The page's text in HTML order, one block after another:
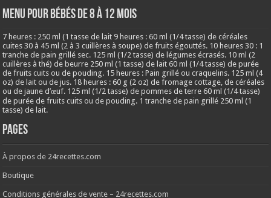
MENU POUR BÉBÉS DE 8 à 12 MOIS
7 heures : 250 ml (1 tasse de lait 9 heures : 60 ml (1/4 tasse) de céréales
cuites 30 à 45 ml (2 à 3 cuillères à soupe) de fruits égouttés. 10 heures 30 : 1
tranche de pain grillé sec. 125 ml (1/2 tasse) de légumes écrasés. 10 ml (2
cuillères à thé) de beurre 250 ml (1 tasse) de lait 60 ml (1/4 tasse) de purée
de fruits cuits ou de pouding. 15 heures : Pain grillé ou craquelins. 125 ml (4
oz) de lait ou de jus. 18 heures : 60 g (2 oz) de fromage cottage, de céréales
ou de jaune d’œuf. 125 ml (1/2 tasse) de pommes de terre 60 ml (1/4 tasse)
de purée de fruits cuits ou de pouding. 1 tranche de pain grillé 250 ml (1
tasse) de lait.
Pages
À propos de 24recettes.com
Boutique
Conditions générales de vente – 24recettes.com